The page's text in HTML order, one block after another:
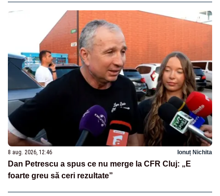
8 aug. 2026, 12:46 Ionuț Nichita
Dan Petrescu a spus ce nu merge la CFR Cluj: „E
foarte greu să ceri rezultate”